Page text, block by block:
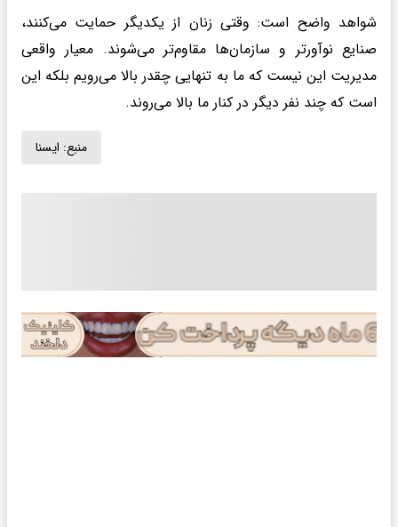
شواهد واضح است: وقتی زنان از یکدیگر حمایت می‌کنند،
صنایع نوآورتر و سازمان‌ها مقاوم‌تر می‌شوند. معیار واقعی
مدیریت این نیست که ما به تنهایی چقدر بالا می‌رویم بلکه این
است که چند نفر دیگر در کنار ما بالا می‌روند.
منبع: ايسنا